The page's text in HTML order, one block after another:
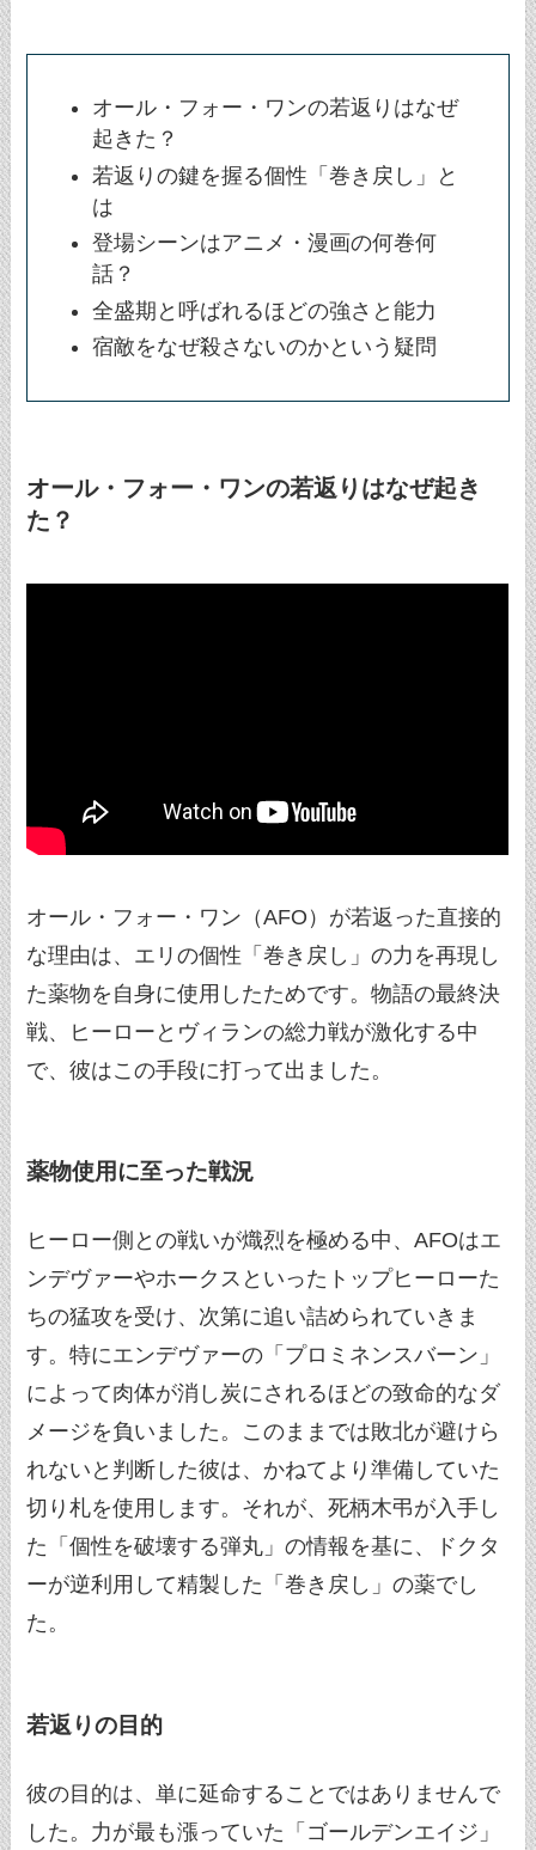
オール・フォー・ワンの若返りはなぜ
起きた？
若返りの鍵を握る個性「巻き戻し」と
は
登場シーンはアニメ・漫画の何巻何
話？
全盛期と呼ばれるほどの強さと能力
宿敵をなぜ殺さないのかという疑問
オール・フォー・ワンの若返りはなぜ起き
た？
オール・フォー・ワン（AFO）が若返った直接的
な理由は、エリの個性「巻き戻し」の力を再現し
た薬物を自身に使用したためです。物語の最終決
戦、ヒーローとヴィランの総力戦が激化する中
で、彼はこの手段に打って出ました。
薬物使用に至った戦況
ヒーロー側との戦いが熾烈を極める中、AFOはエ
ンデヴァーやホークスといったトップヒーローた
ちの猛攻を受け、次第に追い詰められていきま
す。特にエンデヴァーの「プロミネンスバーン」
によって肉体が消し炭にされるほどの致命的なダ
メージを負いました。このままでは敗北が避けら
れないと判断した彼は、かねてより準備していた
切り札を使用します。それが、死柄木弔が入手し
た「個性を破壊する弾丸」の情報を基に、ドクタ
ーが逆利用して精製した「巻き戻し」の薬でし
た。
若返りの目的
彼の目的は、単に延命することではありませんで
した。力が最も漲っていた「ゴールデンエイジ」